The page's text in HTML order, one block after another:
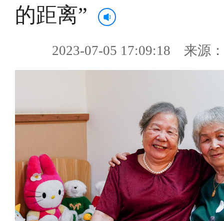
的距离”
2023-07-05 17:09:18 来源